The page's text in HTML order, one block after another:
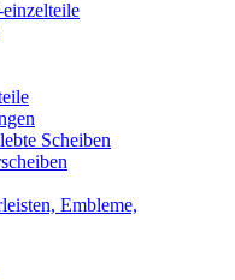
Scheiben
Embleme,